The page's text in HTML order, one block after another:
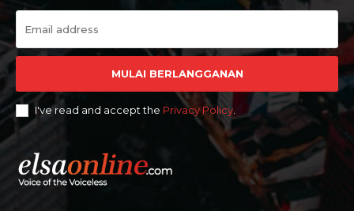
MULAI BERLANGGANAN
I've read and accept the Privacy Policy